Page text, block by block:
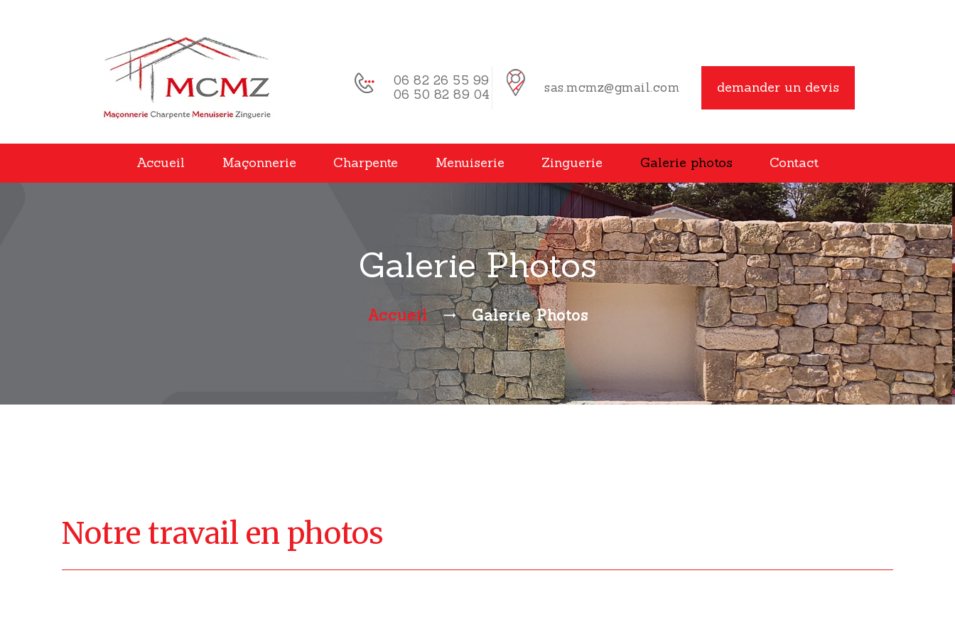
06 82 26 55 99
06 50 82 89 04
sas.mcmz@gmail.com demander un devis
Accueil Maçonnerie Charpente Menuiserie Zinguerie Galerie photos Contact
Galerie Photos
Accueil Galerie Photos
Notre travail en photos